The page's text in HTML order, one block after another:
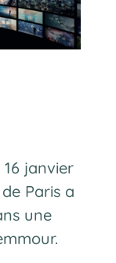
janvier
Paris a
une